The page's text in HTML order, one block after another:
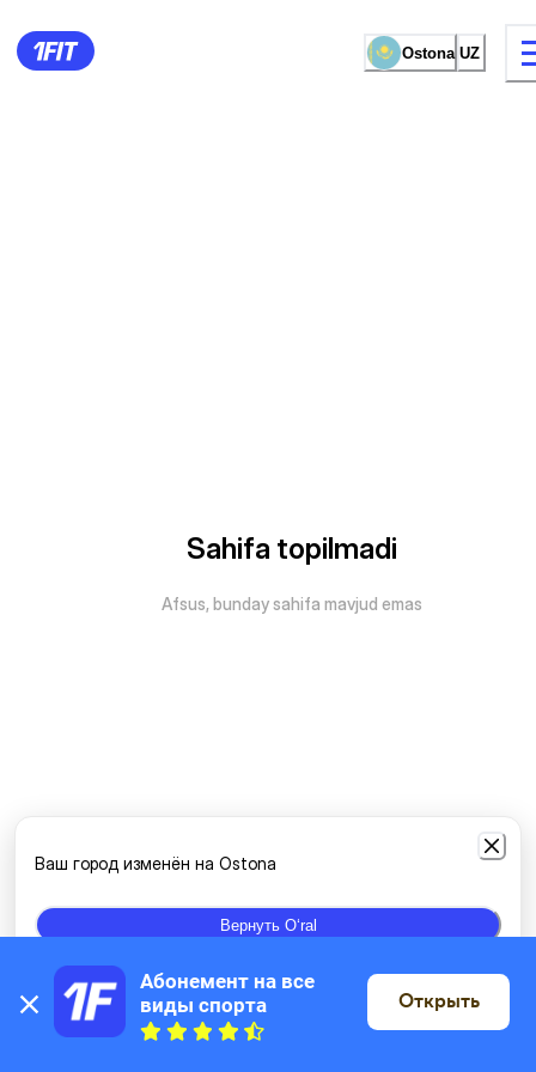
Ostona UZ
Sahifa topilmadi
Afsus, bunday sahifa mavjud emas
Xaritada
Ваш город изменён на Ostona
Вернуть Oʻral
Абонемент на все
виды спорта
Открыть